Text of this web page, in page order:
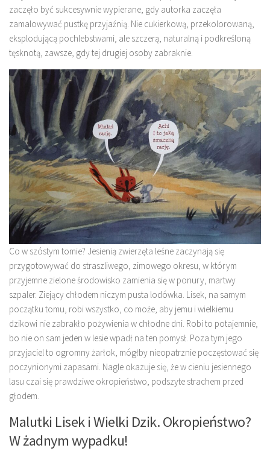
zaczęło być sukcesywnie wypierane, gdy autorka zaczęła
zamalowywać pustkę przyjaźnią. Nie cukierkową, przekolorowaną,
eksplodującą pochlebstwami, ale szczerą, naturalną i podkreśloną
tęsknotą, zawsze, gdy tej drugiej osoby zabraknie.
Co w szóstym tomie? Jesienią zwierzęta leśne zaczynają się
przygotowywać do straszliwego, zimowego okresu, w którym
przyjemne zielone środowisko zamienia się w ponury, martwy
szpaler. Ziejący chłodem niczym pusta lodówka. Lisek, na samym
początku tomu, robi wszystko, co może, aby jemu i wielkiemu
dzikowi nie zabrakło pożywienia w chłodne dni. Robi to potajemnie,
bo nie on sam jeden w lesie wpadł na ten pomysł. Poza tym jego
przyjaciel to ogromny żarłok, mógłby nieopatrznie poczęstować się
poczynionymi zapasami. Nagle okazuje się, że w cieniu jesiennego
lasu czai się prawdziwe okropieństwo, podszyte strachem przed
głodem.
Malutki Lisek i Wielki Dzik. Okropieństwo?
W żadnym wypadku!